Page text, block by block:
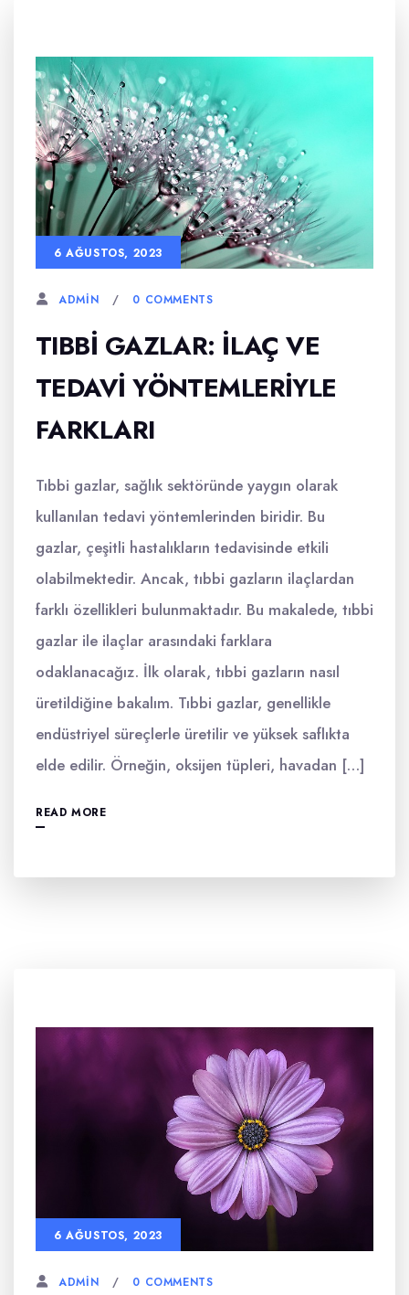
6 AĞUSTOS, 2023
ADMIN 0 COMMENTS
TIBBI GAZLAR: İLAÇ VE
TEDAVI YÖNTEMLERIYLE
FARKLARI
Tıbbi gazlar, sağlık sektöründe yaygın olarak
kullanılan tedavi yöntemlerinden biridir. Bu
gazlar, çeşitli hastalıkların tedavisinde etkili
olabilmektedir. Ancak, tıbbi gazların ilaçlardan
farklı özellikleri bulunmaktadır. Bu makalede, tıbbi
gazlar ile ilaçlar arasındaki farklara
odaklanacağız. İlk olarak, tıbbi gazların nasıl
üretildiğine bakalım. Tıbbi gazlar, genellikle
endüstriyel süreçlerle üretilir ve yüksek saflıkta
elde edilir. Örneğin, oksijen tüpleri, havadan […]
READ MORE
6 AĞUSTOS, 2023
ADMIN 0 COMMENTS